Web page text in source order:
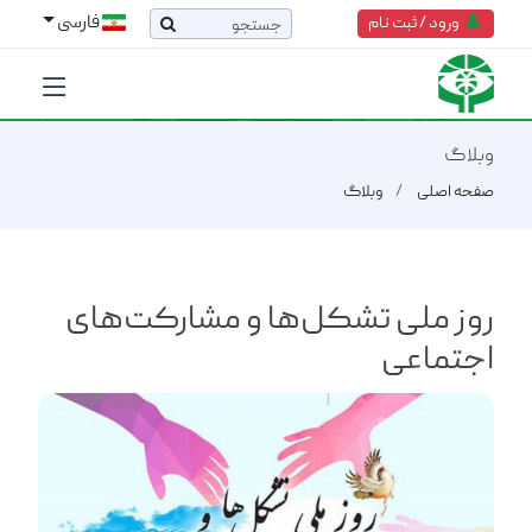
ورود / ثبت نام فارسی
وبلاگ
صفحه اصلی وبلاگ
روز ملی تشکل‌ها و مشارکت‌های
اجتماعی